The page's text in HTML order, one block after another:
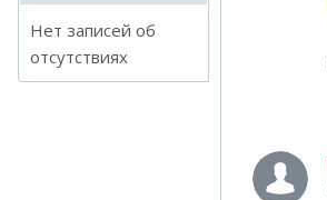
Нет записей об
отсутствиях